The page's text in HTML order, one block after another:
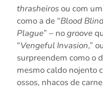
thrasheirosou com
como a de “Blood
Plague” – nogroove
“Vengeful Invasion,”
surpreendem como o
mesmo caldo nojento
ossos, nhacos de